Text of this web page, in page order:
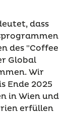
dass
des "Coffee
Global
Wir
Ende 2025
in Wien und
erfüllen